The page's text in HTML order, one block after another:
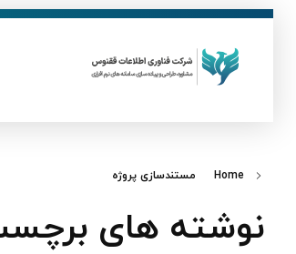
Home مستندسازی پروژه
نوشته های